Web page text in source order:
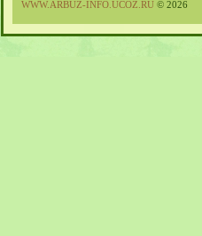
WWW.ARBUZ-INFO.UCOZ.RU © 2026